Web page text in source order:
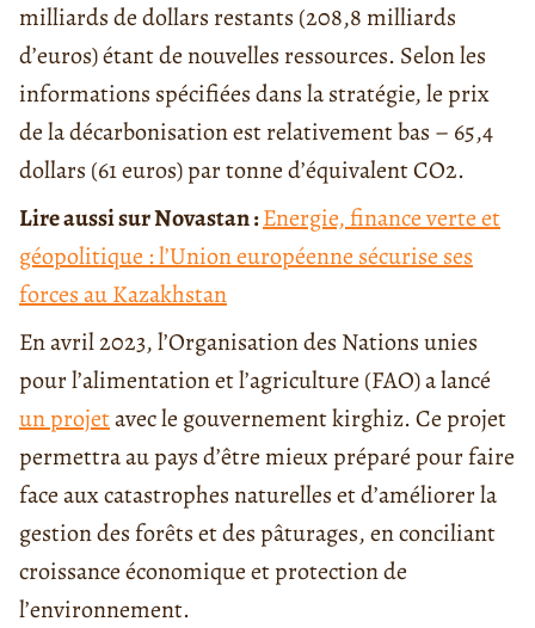
milliards de dollars restants (208,8 milliards
d’euros) étant de nouvelles ressources. Selon les
informations spécifiées dans la stratégie, le prix
de la décarbonisation est relativement bas – 65,4
dollars (61 euros) par tonne d’équivalent CO2.
Lire aussi sur Novastan :Energie, finance verte et
géopolitique : l’Union européenne sécurise ses
forces au Kazakhstan
En avril 2023, l’Organisation des Nations unies
pour l’alimentation et l’agriculture (FAO) a lancé
un projetavec le gouvernement kirghiz. Ce projet
permettra au pays d’être mieux préparé pour faire
face aux catastrophes naturelles et d’améliorer la
gestion des forêts et des pâturages, en conciliant
croissance économique et protection de
l’environnement.